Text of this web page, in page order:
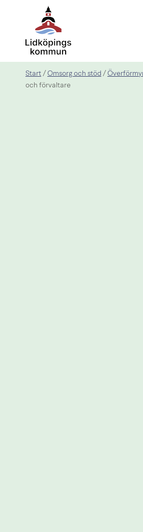
Start / Omsorg och stöd /
och förvaltare